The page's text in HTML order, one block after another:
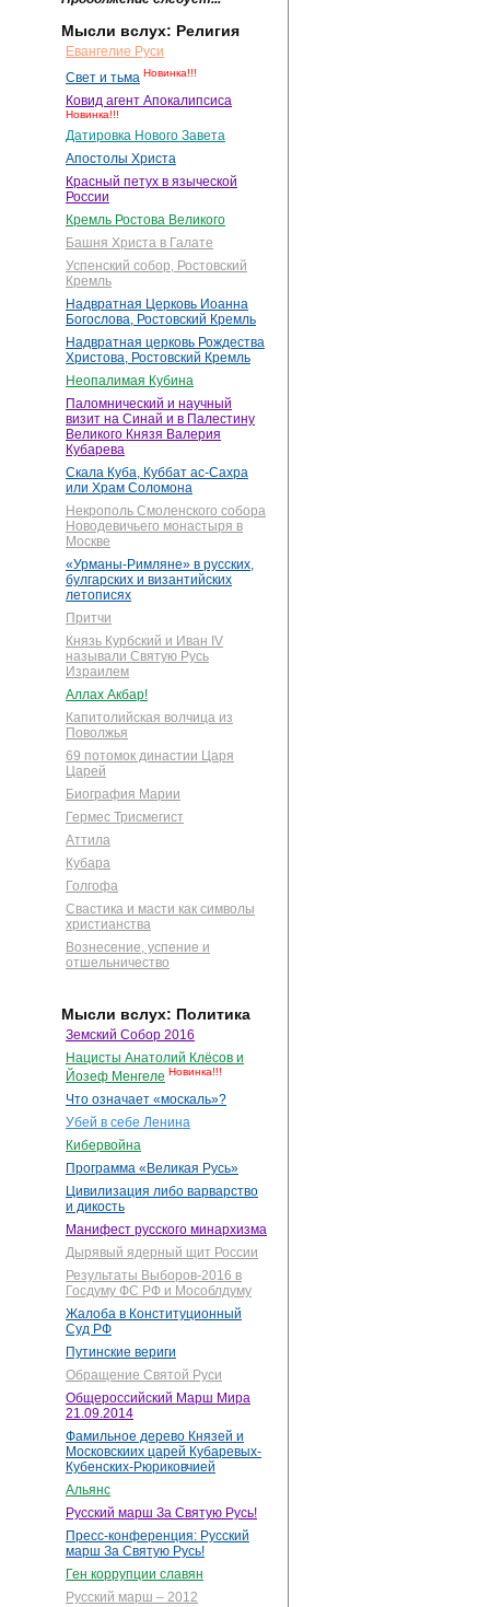
Мысли вслух: Религия
Евангелие Руси
Свет и тьма Новинка!!!
Ковид агент Апокалипсиса
Новинка!!!
Датировка Нового Завета
Апостолы Христа
Красный петух в языческой
России
Кремль Ростова Великого
Башня Христа в Галате
Успенский собор, Ростовский
Кремль
Надвратная Церковь Иоанна
Богослова, Ростовский Кремль
Надвратная церковь Рождества
Христова, Ростовский Кремль
Неопалимая Кубина
Паломнический и научный
визит на Синай и в Палестину
Великого Князя Валерия
Кубарева
Скала Куба, Куббат ас-Сахра
или Храм Соломона
Некрополь Смоленского собора
Новодевичьего монастыря в
Москве
«Урманы-Римляне» в русских,
булгарских и византийских
летописях
Притчи
Князь Курбский и Иван IV
называли Святую Русь
Израилем
Аллах Акбар!
Капитолийская волчица из
Поволжья
69 потомок династии Царя
Царей
Биография Марии
Гермес Трисмегист
Аттила
Кубара
Голгофа
Свастика и масти как символы
христианства
Вознесение, успение и
отшельничество
Мысли вслух: Политика
Земский Собор 2016
Нацисты Анатолий Клёсов и
Йозеф Менгеле Новинка!!!
Что означает «москаль»?
Убей в себе Ленина
Кибервойна
Программа «Великая Русь»
Цивилизация либо варварство
и дикость
Манифест русского минархизма
Дырявый ядерный щит России
Результаты Выборов-2016 в
Госдуму ФС РФ и Мособлдуму
Жалоба в Конституционный
Суд РФ
Путинские вериги
Обращение Святой Руси
Общероссийский Марш Мира
21.09.2014
Фамильное дерево Князей и
Московскиих царей Кубаревых-
Кубенских-Рюриковчией
Альянс
Русский марш За Святую Русь!
Пресс-конференция: Русский
марш За Святую Русь!
Ген коррупции славян
Русский марш – 2012